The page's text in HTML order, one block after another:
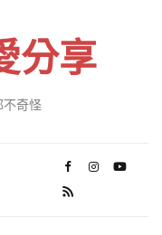
分享
不奇怪